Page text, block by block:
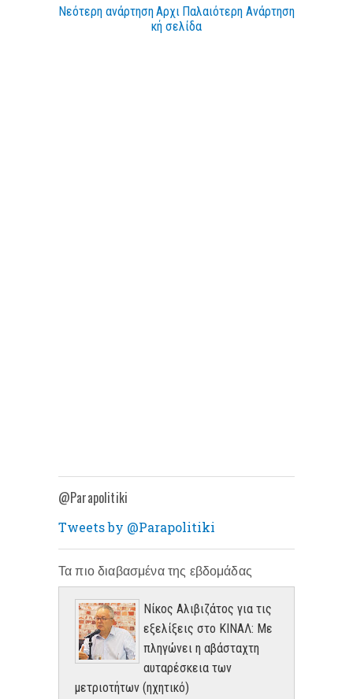
Νεότερη ανάρτηση Παλαιότερη Ανάρτηση
Αρχι
κή σελίδα
@Parapolitiki
Tweets by @Parapolitiki
Τα πιο διαβασμένα της εβδομάδας
Νίκος Αλιβιζάτος για τις
εξελίξεις στο ΚΙΝΑΛ: Με
πληγώνει η αβάσταχτη
αυταρέσκεια των
μετριοτήτων (ηχητικό)